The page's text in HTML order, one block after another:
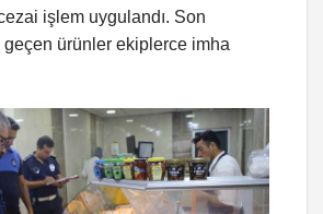
işlem uygulandı. Son
geçen ürünler ekiplerce imha